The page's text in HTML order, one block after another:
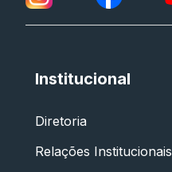
Institucional
Diretoria
Relações Institucionais